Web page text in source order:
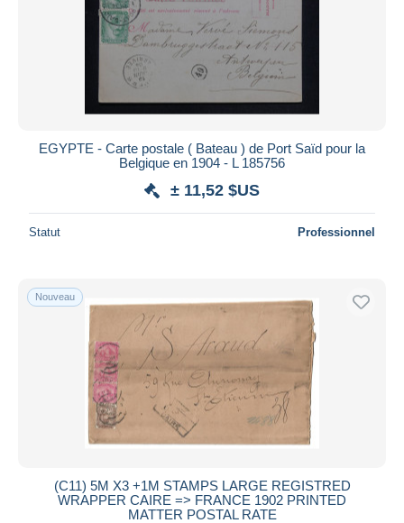
EGYPTE - Carte postale ( Bateau ) de Port Saïd pour la
Belgique en 1904 - L 185756
± 11,52 $US
Statut Professionnel
Nouveau
(C11) 5M X3 +1M STAMPS LARGE REGISTRED
WRAPPER CAIRE => FRANCE 1902 PRINTED
MATTER POSTAL RATE